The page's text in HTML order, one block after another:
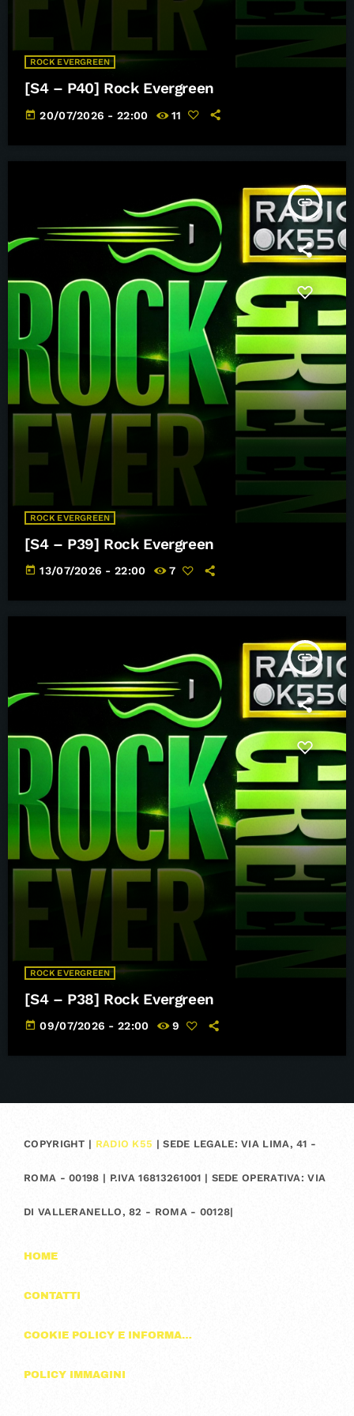
ROCK EVERGREEN
[S4 – P40] Rock Evergreen
today 20/07/2026 - 22:00 11
insert_link
ROCK EVERGREEN
[S4 – P39] Rock Evergreen
today 13/07/2026 - 22:00 7
insert_link
ROCK EVERGREEN
[S4 – P38] Rock Evergreen
today 09/07/2026 - 22:00 9
COPYRIGHT | RADIO K55 | SEDE LEGALE: VIA LIMA, 41 -
ROMA - 00198 | P.IVA 16813261001 | SEDE OPERATIVA: VIA
DI VALLERANELLO, 82 - ROMA - 00128|
HOME
CONTATTI
COOKIE POLICY E INFORMAZIONI SULLA PRIVACY
POLICY IMMAGINI